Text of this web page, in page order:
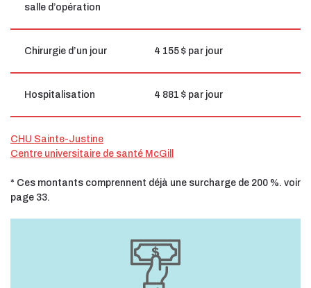
salle d’opération
Chirurgie d’un jour 4 155 $ par jour
Hospitalisation 4 881 $ par jour
CHU Sainte-Justine
Centre universitaire de santé McGill
* Ces montants comprennent déjà une surcharge de 200 %. voir
page 33.